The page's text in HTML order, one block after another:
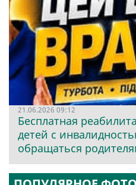
21.06.2026 09:12
Бесплатная
детей с
обращаться